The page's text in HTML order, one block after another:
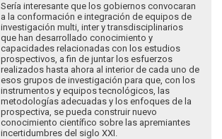
Sería interesante que los gobiernos convocaran
a la conformación e integración de equipos de
investigación multi, inter y transdisciplinarios
que han desarrollado conocimiento y
capacidades relacionadas con los estudios
prospectivos, a fin de juntar los esfuerzos
realizados hasta ahora al interior de cada uno de
esos grupos de investigación para que, con los
instrumentos y equipos tecnológicos, las
metodologías adecuadas y los enfoques de la
prospectiva, se pueda construir nuevo
conocimiento científico sobre las apremiantes
incertidumbres del siglo XXI.